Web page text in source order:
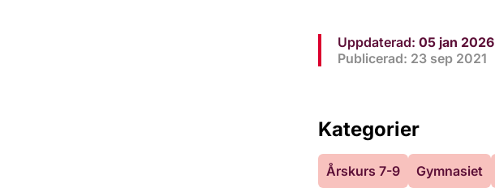
Uppdaterad: 05 jan 2026
Publicerad: 23 sep 2021
Kategorier
Årskurs 7-9 Gymnasiet